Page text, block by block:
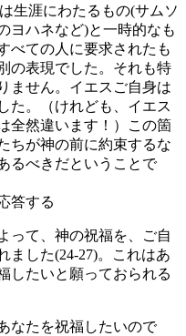
生涯にわたるもの(サムソ
ヨハネなど)と一時的なも
べての人に要求されたも
の表現でした。それも特
ません。イエスご自身は
た。（けれども、イエス
全然違います！）この箇
ちが神の前に約束するな
るべきだということで
答する
って、神の祝福を、ご自
ました(24-27)。これはあ
したいと願っておられる
なたを祝福したいので